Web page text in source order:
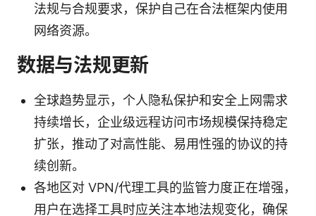
法规与合规要求，保护自己在合法框架内使用
网络资源。
数据与法规更新
全球趋势显示，个人隐私保护和安全上网需求
持续增长，企业级远程访问市场规模保持稳定
扩张，推动了对高性能、易用性强的协议的持
续创新。
各地区对 VPN/代理工具的监管力度正在增强，
用户在选择工具时应关注本地法规变化，确保